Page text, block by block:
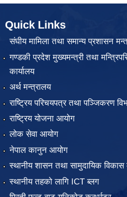
Quick Links
संघीय मामिला तथा समान्य प्रशासन
गण्डकी प्रदेश मुख्यमन्त्री तथा
कार्यालय
अर्थ मन्त्रालय
राष्ट्रिय परिचयपत्र तथा पञ्जिकरण
राष्ट्रिय योजना आयोग
लोक सेवा आयोग
नेपाल कानुन आयोग
स्थानीय शासन तथा सामुदायिक विकास
स्थानीय तहको लागि ICT ब्लग